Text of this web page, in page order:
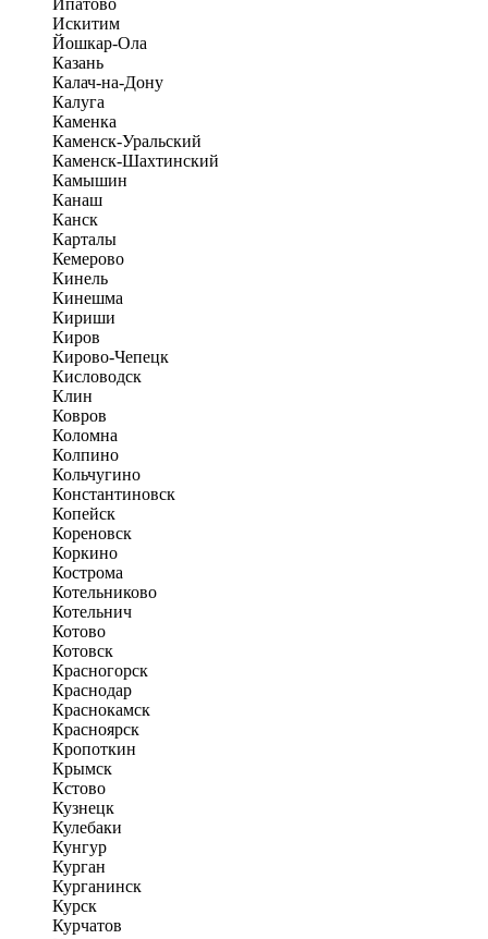
Ипатово
Искитим
Йошкар-Ола
Казань
Калач-на-Дону
Калуга
Каменка
Каменск-Уральский
Каменск-Шахтинский
Камышин
Канаш
Канск
Карталы
Кемерово
Кинель
Кинешма
Кириши
Киров
Кирово-Чепецк
Кисловодск
Клин
Ковров
Коломна
Колпино
Кольчугино
Константиновск
Копейск
Кореновск
Коркино
Кострома
Котельниково
Котельнич
Котово
Котовск
Красногорск
Краснодар
Краснокамск
Красноярск
Кропоткин
Крымск
Кстово
Кузнецк
Кулебаки
Кунгур
Курган
Курганинск
Курск
Курчатов